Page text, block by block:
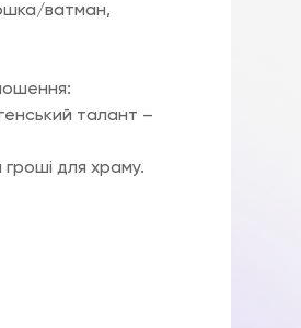
ватман,
талант –
для храму.